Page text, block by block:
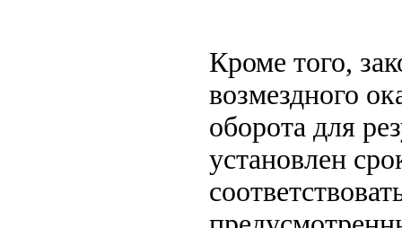
Кроме того,
возмездного
оборота для
установлен